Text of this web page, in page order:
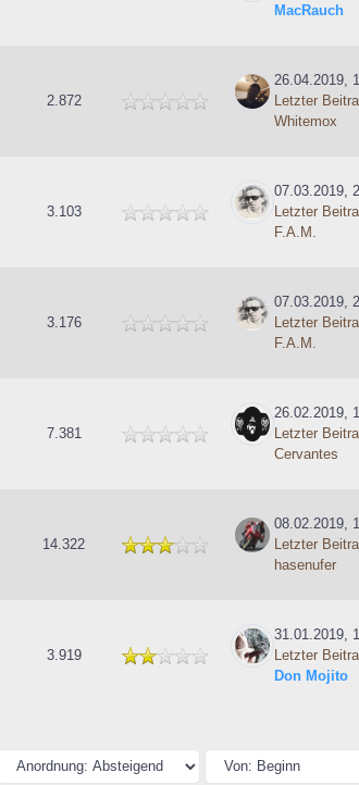
MacRauch
2.872
26.04.2019,
Letzter
Whitemox
3.103
07.03.2019,
Letzter
F.A.M.
3.176
07.03.2019,
Letzter
F.A.M.
7.381
26.02.2019,
Letzter
Cervantes
14.322
08.02.2019,
Letzter
hasenufer
3.919
31.01.2019,
Letzter
Don Mojito